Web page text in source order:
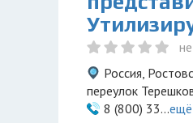
Россия,
переулок
8 (800) 33...ещё